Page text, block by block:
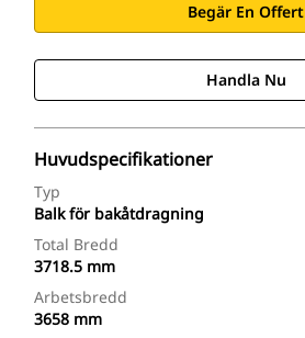
Begär En Offert
Handla Nu
Huvudspecifikationer
Typ
Balk för bakåtdragning
Total Bredd
3718.5 mm
Arbetsbredd
3658 mm